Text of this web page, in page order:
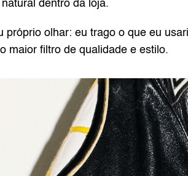
dentro da loja.
próprio olhar: eu trago o que eu
maior filtro de qualidade e estilo.